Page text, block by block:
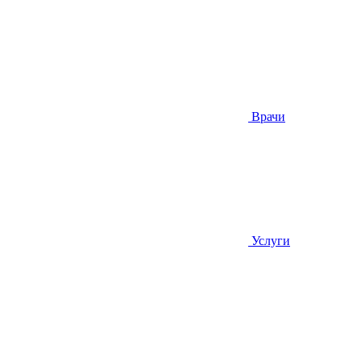
Врачи
Услуги